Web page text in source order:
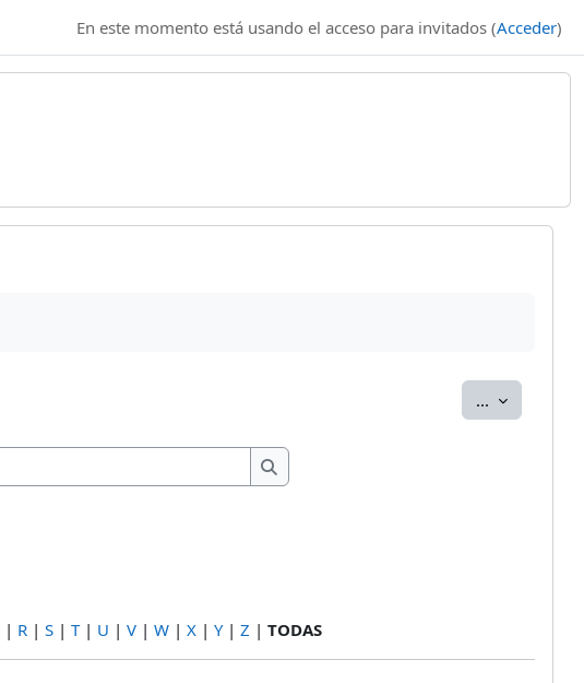
En este momento está usando el acceso para invitados (Acceder)
... Exportar
Buscar
Buscar
| R | S | T| U | V | W | X | Y| Z | TODAS